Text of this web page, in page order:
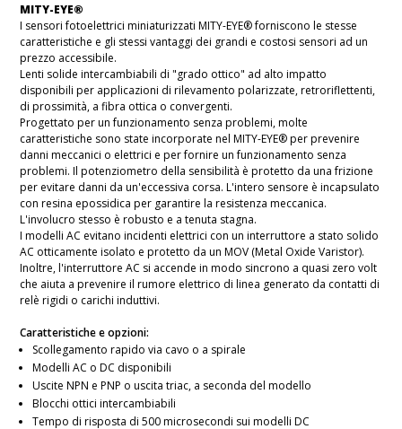
MITY-EYE®
I sensori fotoelettrici miniaturizzati MITY-EYE® forniscono le stesse
caratteristiche e gli stessi vantaggi dei grandi e costosi sensori ad un
prezzo accessibile.
Lenti solide intercambiabili di "grado ottico" ad alto impatto
disponibili per applicazioni di rilevamento polarizzate, retroriflettenti,
di prossimità, a fibra ottica o convergenti.
Progettato per un funzionamento senza problemi, molte
caratteristiche sono state incorporate nel MITY-EYE® per prevenire
danni meccanici o elettrici e per fornire un funzionamento senza
problemi. Il potenziometro della sensibilità è protetto da una frizione
per evitare danni da un'eccessiva corsa. L'intero sensore è incapsulato
con resina epossidica per garantire la resistenza meccanica.
L'involucro stesso è robusto e a tenuta stagna.
I modelli AC evitano incidenti elettrici con un interruttore a stato solido
AC otticamente isolato e protetto da un MOV (Metal Oxide Varistor).
Inoltre, l'interruttore AC si accende in modo sincrono a quasi zero volt
che aiuta a prevenire il rumore elettrico di linea generato da contatti di
relè rigidi o carichi induttivi.
Caratteristiche e opzioni:
Scollegamento rapido via cavo o a spirale
Modelli AC o DC disponibili
Uscite NPN e PNP o uscita triac, a seconda del modello
Blocchi ottici intercambiabili
Tempo di risposta di 500 microsecondi sui modelli DC